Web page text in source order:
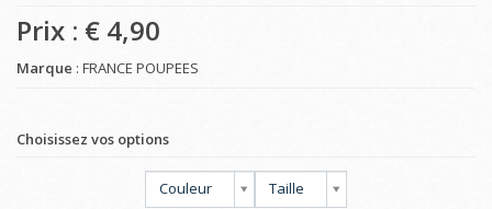
Prix : € 4,90
Marque : FRANCE POUPEES
Choisissez vos options
Couleur Taille